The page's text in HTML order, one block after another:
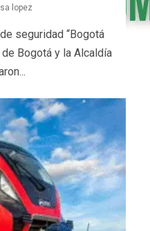
lopez
seguridad “Bogotá
de Bogotá y la Alcaldía